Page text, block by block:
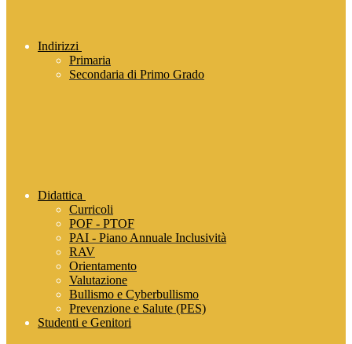
Indirizzi
Primaria
Secondaria di Primo Grado
Didattica
Curricoli
POF - PTOF
PAI - Piano Annuale Inclusività
RAV
Orientamento
Valutazione
Bullismo e Cyberbullismo
Prevenzione e Salute (PES)
Studenti e Genitori